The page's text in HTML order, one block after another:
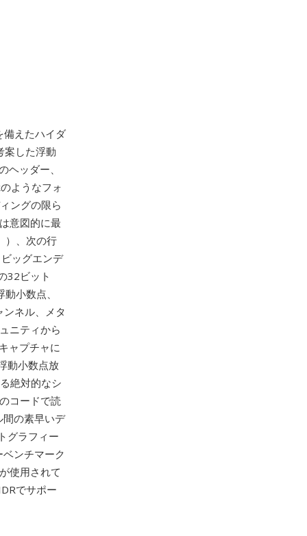
えたハイダ
案した浮動
ッダー、
ようなフォ
ングの限ら
意図的に最
）、次の行
ッグエンデ
32ビット
小数点、
ネル、メタ
ニティから
ャプチャに
動小数点放
絶対的なシ
コードで読
の素早いデ
グラフィー
ンチマーク
使用されて
でサポー